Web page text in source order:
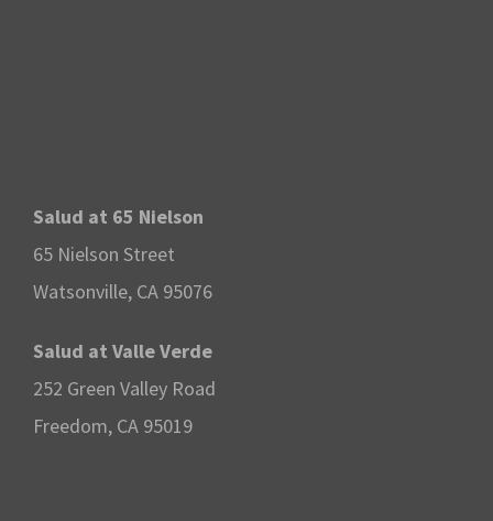
Salud at 65 Nielson
65 Nielson Street
Watsonville, CA 95076
Salud at Valle Verde
252 Green Valley Road
Freedom, CA 95019